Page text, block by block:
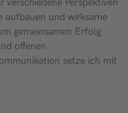
Perspektiven
aufbauen und wirksame
gemeinsamen Erfolg
offenen
setze ich mit